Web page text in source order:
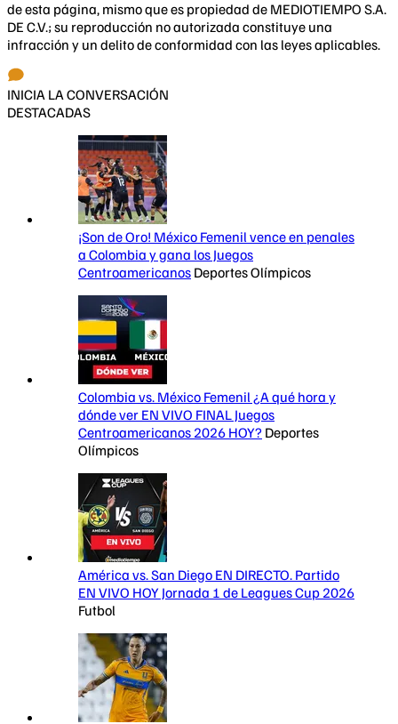
de esta página, mismo que es propiedad de MEDIOTIEMPO S.A.
DE C.V.; su reproducción no autorizada constituye una
infracción y un delito de conformidad con las leyes aplicables.
INICIA LA CONVERSACIÓN
DESTACADAS
¡Son de Oro! México Femenil vence en penales
a Colombia y gana los Juegos
Centroamericanos Deportes Olímpicos
Colombia vs. México Femenil ¿A qué hora y
dónde ver EN VIVO FINAL Juegos
Centroamericanos 2026 HOY? Deportes
Olímpicos
América vs. San Diego EN DIRECTO. Partido
EN VIVO HOY Jornada 1 de Leagues Cup 2026
Futbol